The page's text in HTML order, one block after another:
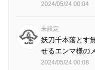
2024/05/24 00:04
未設定
妖刀千本落とす
せるエンマ様の
2024/05/24 00:08